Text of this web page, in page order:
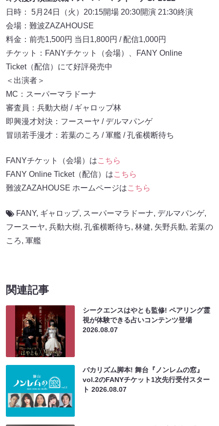
日時： 5月24日（火）20:15開場 20:30開演 21:30終演
会場：難波ZAZAHOUSE
料金：前売1,500円 当日1,800円 / 配信1,000円
チケット：FANYチケット（会場）、FANY Online
Ticket（配信）にて好評発売中
＜出演者＞
MC：スーパーマラドーナ
審査員：兵動大樹 / ギャロップ林
即興漫才対決：フースーヤ / デルマパンゲ
冒頭若手漫才：若葉のころ / 軍艦 / 孔雀横断待ち
FANYチケット（会場）はこちら
FANY Online Ticket（配信）はこちら
難波ZAZAHOUSE ホームページはこちら
FANY, ギャロップ, スーパーマラドーナ, デルマパンゲ,
フースーヤ, 兵動大樹, 孔雀横断待ち, 林健, ⽮野兵動, 若葉の
ころ, 軍艦
関連記事
シークエンスはやとも監修! ペアリング霊
視が体験できる占いコンテンツ登場
2026.08.07
バカリズム脚本! 舞台『ノンレムの窓』
vol.2のFANYチケット1次先行受付スター
ト2026.08.07